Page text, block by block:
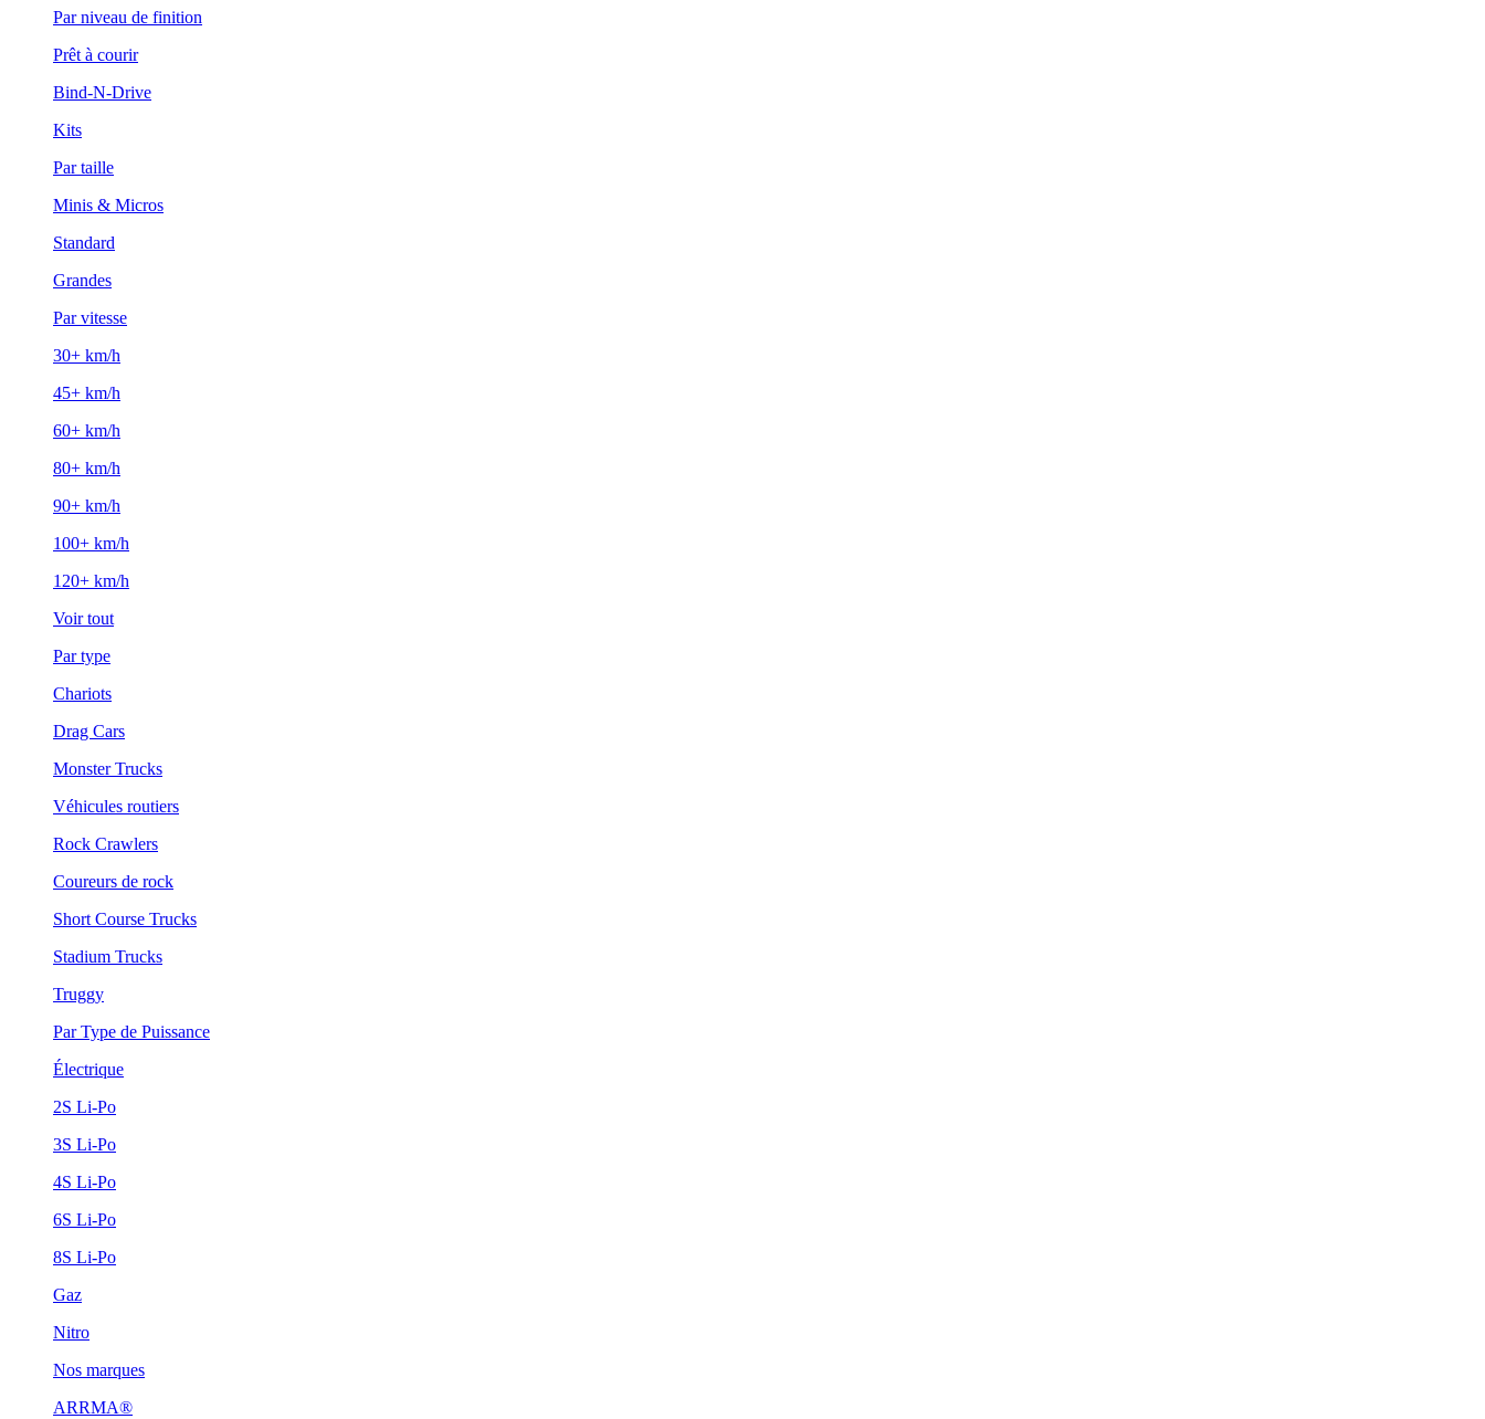
Par niveau de finition
Prêt à courir
Bind-N-Drive
Kits
Par taille
Minis & Micros
Standard
Grandes
Par vitesse
30+ km/h
45+ km/h
60+ km/h
80+ km/h
90+ km/h
100+ km/h
120+ km/h
Voir tout
Par type
Chariots
Drag Cars
Monster Trucks
Véhicules routiers
Rock Crawlers
Coureurs de rock
Short Course Trucks
Stadium Trucks
Truggy
Par Type de Puissance
Électrique
2S Li-Po
3S Li-Po
4S Li-Po
6S Li-Po
8S Li-Po
Gaz
Nitro
Nos marques
ARRMA®